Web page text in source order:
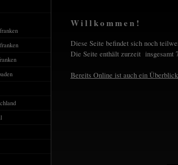
Willkommen!
Diese Seite befindet sich noch
Die Seite enthält zurzeit insgesamt
Bereits Online ist auch ein